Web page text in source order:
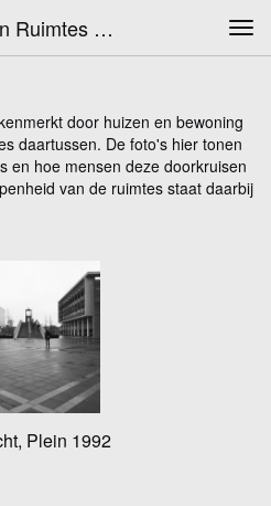
Henk Bij De Weg - Open Ruimtes In De Stad
door huizen en bewoning
daartussen. De foto's hier tonen
en hoe mensen deze doorkruisen
van de ruimtes staat daarbij
Plein 1992